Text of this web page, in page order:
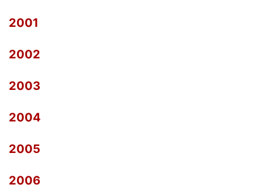
2001
2002
2003
2004
2005
2006